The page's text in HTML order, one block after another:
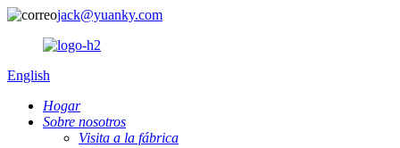
jack@yuanky.com
English
Hogar
Sobre nosotros
Visita a la fábrica